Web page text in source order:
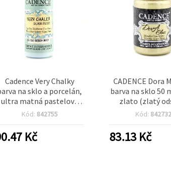
Cadence Very Chalky
na sklo a porcelán,
ultra matná pastelově
světle modrá (Baby Blue)
dekorace, 59 ml – CG-
1352
Kód: 842755
Kč
CADENCE Dora
barva na sklo 50
zlato (zlatý
třpytivý efekt,
dekorativní
Kód: 842732
83.13Kč